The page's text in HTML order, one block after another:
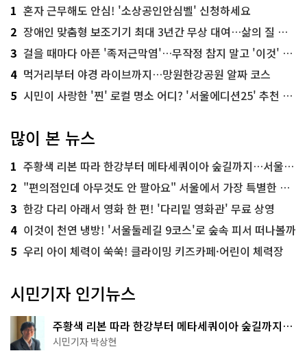
1 혼자 근무해도 안심! '소상공인안심벨' 신청하세요
2 장애인 맞춤형 보조기기 최대 3년간 무상 대여…삶의 질 높인다
3 걸을 때마다 아픈 '족저근막염'…무작정 참지 말고 '이것' 해보세요!
4 먹거리부터 야경 라이브까지…망원한강공원 알짜 코스
5 시민이 사랑한 '찐' 로컬 명소 어디? '서울에디션25' 추천 코스
많이 본 뉴스
1 주황색 리본 따라 한강부터 메타세쿼이아 숲길까지…서울둘레길 15코스
2 "편의점인데 아무것도 안 팔아요" 서울에서 가장 특별한 편의점의 정체
3 한강 다리 아래서 영화 한 편! '다리밑 영화관' 무료 상영
4 이것이 천연 냉방! '서울둘레길 9코스'로 숲속 피서 떠나볼까
5 우리 아이 체력이 쑥쑥! 클라이밍 키즈카페·어린이 체력장
시민기자 인기뉴스
주황색 리본 따라 한강부터 메타세쿼이아 숲길까지…
서울둘레길 15코스
시민기자 박상현